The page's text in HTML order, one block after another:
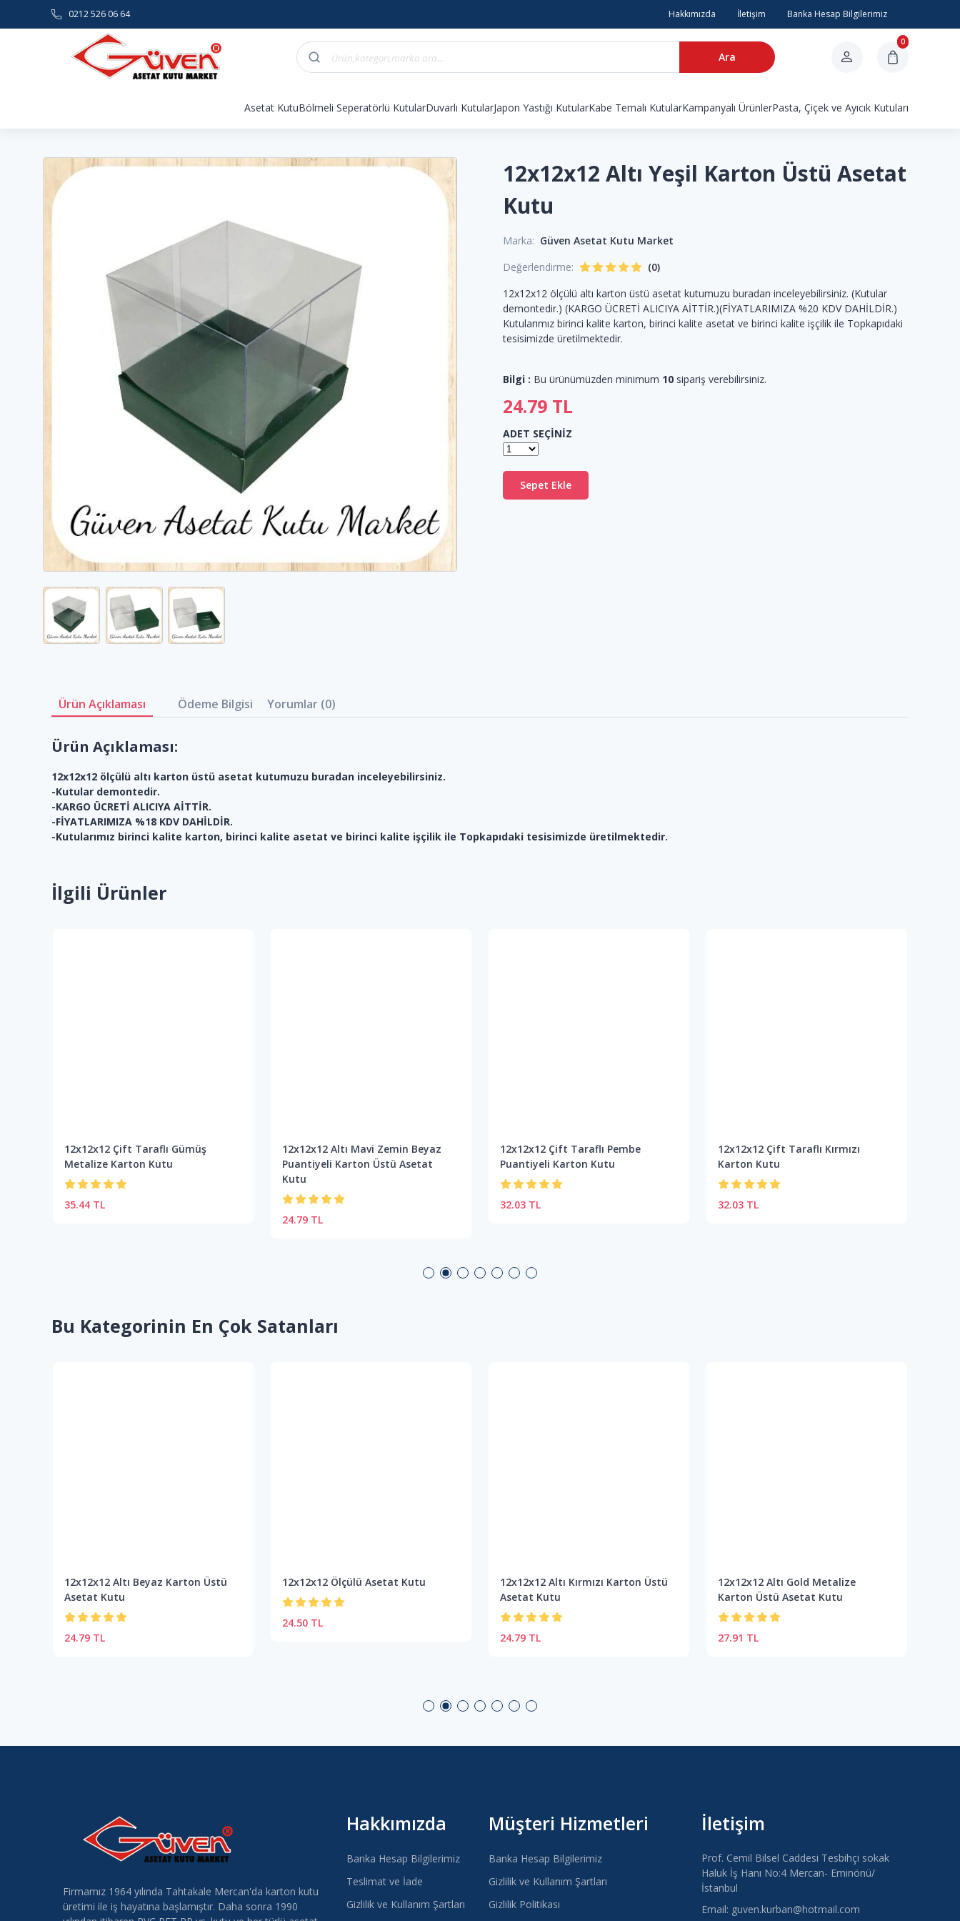
0212 526 06 64 Hakkımızda İletişim Banka Hesap Bilgilerimiz
Ara
0
Asetat KutuBölmeli Seperatörlü KutularDuvarlı KutularJapon Yastığı KutularKabe Temalı KutularKampanyalı ÜrünlerPasta, Çiçek ve Ayıcık Kutuları
12x12x12 Altı Yeşil Karton Üstü Asetat
Kutu
Marka: Güven Asetat Kutu Market
Değerlendirme:
(0)
12x12x12 ölçülü altı karton üstü asetat kutumuzu buradan inceleyebilirsiniz. (Kutular
demontedir.) (KARGO ÜCRETİ ALICIYA AİTTİR.)(FİYATLARIMIZA %20 KDV DAHİLDİR.)
Kutularımız birinci kalite karton, birinci kalite asetat ve birinci kalite işçilik ile Topkapıdaki
tesisimizde üretilmektedir.
Bilgi : Bu ürünümüzden minimum 10 sipariş verebilirsiniz.
24.79 TL
ADET SEÇİNİZ
Sepet Ekle
Ürün Açıklaması Ödeme Bilgisi Yorumlar (0)
Ürün Açıklaması:
12x12x12 ölçülü altı karton üstü asetat kutumuzu buradan inceleyebilirsiniz.
-Kutular demontedir.
-KARGO ÜCRETİ ALICIYA AİTTİR.
-FİYATLARIMIZA %18 KDV DAHİLDİR.
-Kutularımız birinci kalite karton, birinci kalite asetat ve birinci kalite işçilik ile Topkapıdaki tesisimizde üretilmektedir.
İlgili Ürünler
12x12x12 Çift Taraflı Gümüş
Metalize Karton Kutu
35.44 TL
12x12x12 Altı Mavi Zemin Beyaz
Puantiyeli Karton Üstü Asetat
Kutu
24.79 TL
12x12x12 Çift Taraflı Pembe
Puantiyeli Karton Kutu
32.03 TL
12x12x12 Çift Taraflı Kırmızı
Karton Kutu
32.03 TL
Bu Kategorinin En Çok Satanları
12x12x12 Altı Beyaz Karton Üstü
Asetat Kutu
24.79 TL
12x12x12 Ölçülü Asetat Kutu
24.50 TL
12x12x12 Altı Kırmızı Karton Üstü
Asetat Kutu
24.79 TL
12x12x12 Altı Gold Metalize
Karton Üstü Asetat Kutu
27.91 TL
Firmamız 1964 yılında Tahtakale Mercan'da karton kutu
üretimi ile iş hayatına başlamıştır. Daha sonra 1990
Hakkımızda
Banka Hesap Bilgilerimiz
Teslimat ve İade
Gizlilik ve Kullanım Şartları
Müşteri Hizmetleri
Banka Hesap Bilgilerimiz
Gizlilik ve Kullanım Şartları
Gizlilik Politikası
İletişim
Prof. Cemil Bilsel Caddesi Tesbihçi sokak
Haluk İş Hanı No:4 Mercan- Eminönü/
İstanbul
Email: guven.kurban@hotmail.com